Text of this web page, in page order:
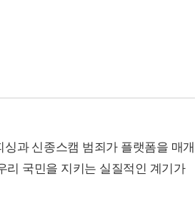
과 신종스캠 범죄가 플랫폼을 매개
리 국민을 지키는 실질적인 계기가